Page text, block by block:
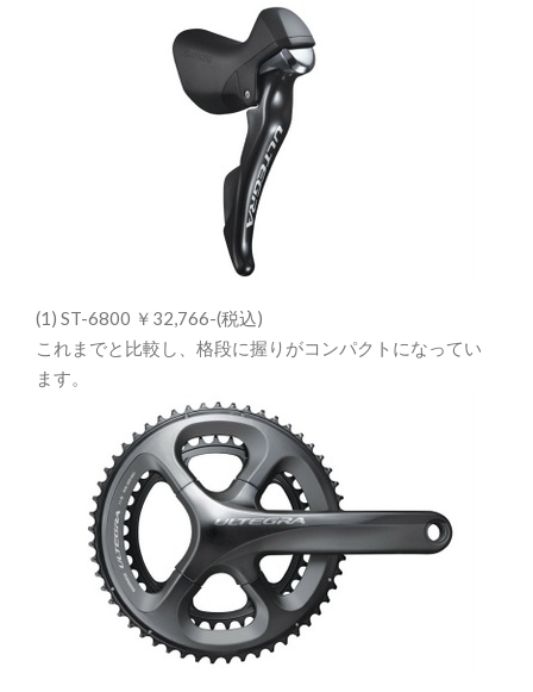
(1) ST-6800 ￥32,766-(税込)
これまでと比較し、格段に握りがコンパクトになってい
ます。